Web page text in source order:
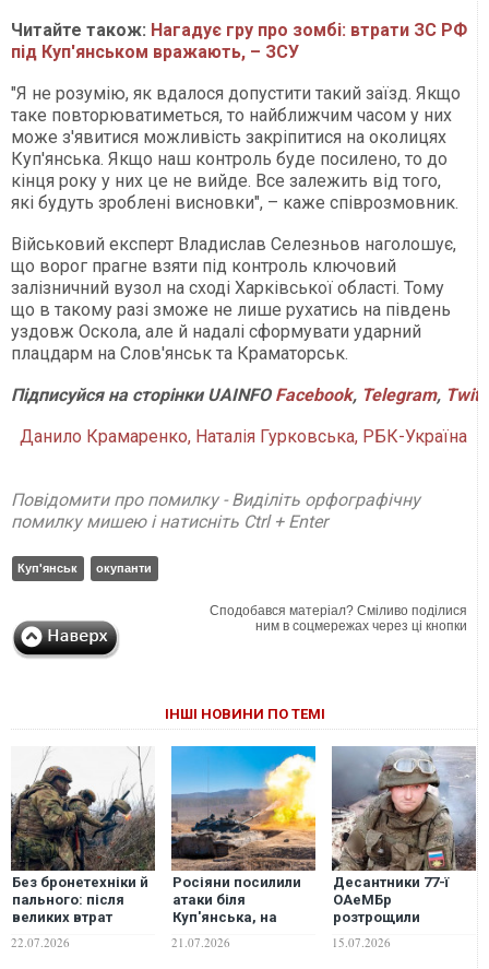
Читайте також: Нагадує гру про зомбі: втрати ЗС РФ
під Куп'янськом вражають, – ЗСУ
"Я не розумію, як вдалося допустити такий заїзд. Якщо
таке повторюватиметься, то найближчим часом у них
може з'явитися можливість закріпитися на околицях
Куп'янська. Якщо наш контроль буде посилено, то до
кінця року у них це не вийде. Все залежить від того,
які будуть зроблені висновки", – каже співрозмовник.
Військовий експерт Владислав Селезньов наголошує,
що ворог прагне взяти під контроль ключовий
залізничний вузол на сході Харківської області. Тому
що в такому разі зможе не лише рухатись на південь
уздовж Оскола, але й надалі сформувати ударний
плацдарм на Слов'янськ та Краматорськ.
Підписуйся на сторінки UAINFO Facebook, Telegram,
Данило Крамаренко, Наталія Гурковська, РБК-Україна
Повідомити про помилку - Виділіть орфографічну
помилку мишею і натисніть Ctrl + Enter
Куп'янськ окупанти
Сподобався матеріал? Сміливо поділися
ним в соцмережах через ці кнопки
ІНШІ НОВИНИ ПО ТЕМІ
Без бронетехніки й
пального: після
великих втрат
росіяни перейшли
до оборони на
22.07.2026
Росіяни посилили
атаки біля
Куп'янська, на
східному березі
Осколу ускладнена
21.07.2026
Десантники 77-ї
ОАеМБр
розтрощили
російську РСЗВ на
Куп’янському
15.07.2026